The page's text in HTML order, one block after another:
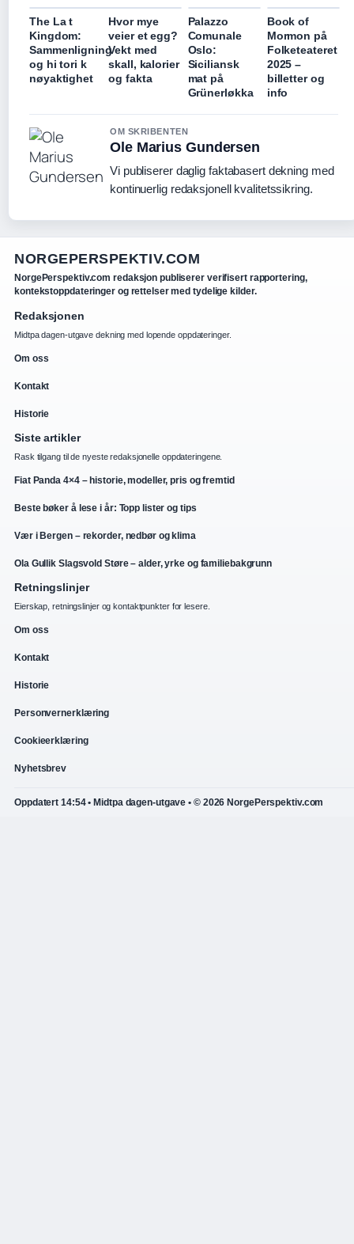
The La t
Kingdom:
Sammenligning
og hi tori k
nøyaktighet
Hvor mye
veier et egg?
Vekt med
skall, kalorier
og fakta
Palazzo
Comunale
Oslo:
Siciliansk
mat på
Grünerløkka
Book of
Mormon på
Folketeateret
2025 –
billetter og
info
OM SKRIBENTEN
Ole Marius Gundersen
Vi publiserer daglig faktabasert dekning med
kontinuerlig redaksjonell kvalitetssikring.
NORGEPERSPEKTIV.COM
NorgePerspektiv.com redaksjon publiserer verifisert rapportering,
kontekstoppdateringer og rettelser med tydelige kilder.
Redaksjonen
Midtpa dagen-utgave dekning med lopende oppdateringer.
Om oss
Kontakt
Historie
Siste artikler
Rask tilgang til de nyeste redaksjonelle oppdateringene.
Fiat Panda 4×4 – historie, modeller, pris og fremtid
Beste bøker å lese i år: Topp lister og tips
Vær i Bergen – rekorder, nedbør og klima
Ola Gullik Slagsvold Støre – alder, yrke og familiebakgrunn
Retningslinjer
Eierskap, retningslinjer og kontaktpunkter for lesere.
Om oss
Kontakt
Historie
Personvernerklæring
Cookieerklæring
Nyhetsbrev
Oppdatert 14:54 • Midtpa dagen-utgave • © 2026 NorgePerspektiv.com